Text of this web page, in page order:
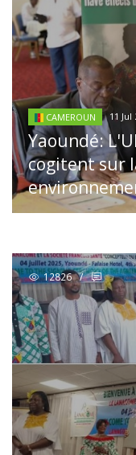
CAMEROUN 11 Jul
Yaoundé:
cogitent sur
12826 /